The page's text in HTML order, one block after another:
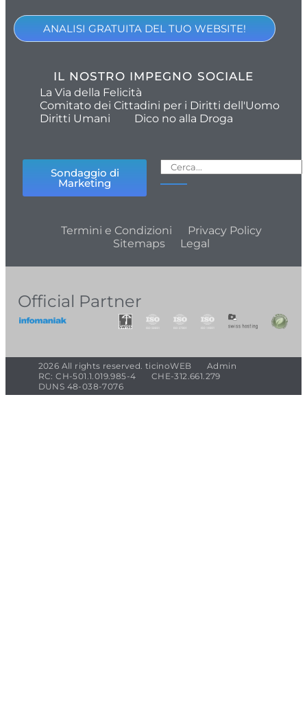
ANALISI GRATUITA DEL TUO WEBSITE!
IL NOSTRO IMPEGNO SOCIALE
La Via della Felicità
Comitato dei Cittadini per i Diritti dell'Uomo
Diritti Umani
Dico no alla Droga
Sondaggio di
Marketing
Termini e Condizioni
Privacy Policy
Sitemaps
Legal
Official Partner
2026 All rights reserved. ticinoWEB
Admin
RC: CH-501.1.019.985-4
CHE-312.661.279
DUNS 48-038-7076